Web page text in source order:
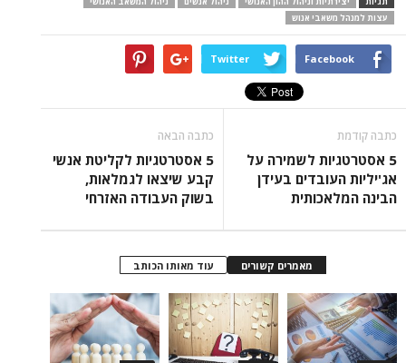
עצות למנהל משאבי אנוש
Facebook
Twitter
כתבה קודמת
5 אסטרטגיות לשמירה על
אג'יליות העובדים בעידן
הבינה המלאכותית
כתבה הבאה
5 אסטרטגיות לקליטת אנשי
קבע שיצאו לגמלאות,
בשוק העבודה האזרחי
מאמרים קשורים עוד מאותו הכותב